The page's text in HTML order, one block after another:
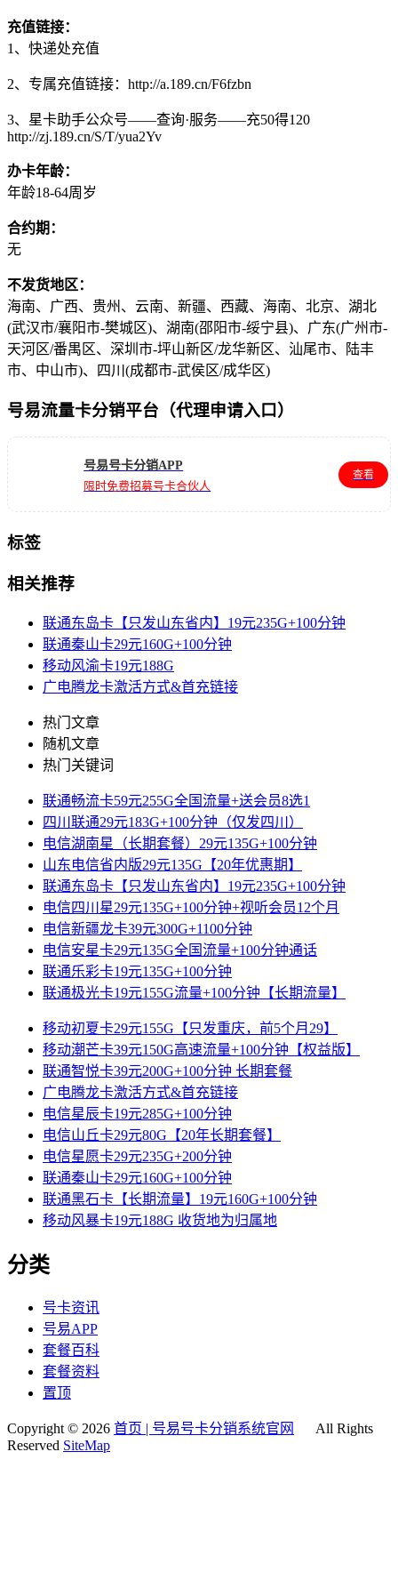
充值链接：
1、快递处充值
2、专属充值链接：http://a.189.cn/F6fzbn
3、星卡助手公众号——查询·服务——充50得120
http://zj.189.cn/S/T/yua2Yv
办卡年龄：
年龄18-64周岁
合约期：
无
不发货地区：
海南、广西、贵州、云南、新疆、西藏、海南、北京、湖北
(武汉市/襄阳市-樊城区)、湖南(邵阳市-绥宁县)、广东(广州市-
天河区/番禺区、深圳市-坪山新区/龙华新区、汕尾市、陆丰
市、中山市)、四川(成都市-武侯区/成华区)
号易流量卡分销平台（代理申请入口）
号易号卡分销APP
限时免费招募号卡合伙人
查看
标签
相关推荐
联通东岛卡【只发山东省内】19元235G+100分钟
联通秦山卡29元160G+100分钟
移动风渝卡19元188G
广电腾龙卡激活方式&首充链接
热门文章
随机文章
热门关键词
联通畅流卡59元255G全国流量+送会员8选1
四川联通29元183G+100分钟（仅发四川）
电信湖南星（长期套餐）29元135G+100分钟
山东电信省内版29元135G【20年优惠期】
联通东岛卡【只发山东省内】19元235G+100分钟
电信四川星29元135G+100分钟+视听会员12个月
电信新疆龙卡39元300G+1100分钟
电信安星卡29元135G全国流量+100分钟通话
联通乐彩卡19元135G+100分钟
联通极光卡19元155G流量+100分钟【长期流量】
移动初夏卡29元155G【只发重庆，前5个月29】
移动潮芒卡39元150G高速流量+100分钟【权益版】
联通智悦卡39元200G+100分钟 长期套餐
广电腾龙卡激活方式&首充链接
电信星辰卡19元285G+100分钟
电信山丘卡29元80G【20年长期套餐】
电信星愿卡29元235G+200分钟
联通秦山卡29元160G+100分钟
联通黑石卡【长期流量】19元160G+100分钟
移动风暴卡19元188G 收货地为归属地
分类
号卡资讯
号易APP
套餐百科
套餐资料
置顶
Copyright © 2026 首页 | 号易号卡分销系统官网
All Rights
Reserved SiteMap